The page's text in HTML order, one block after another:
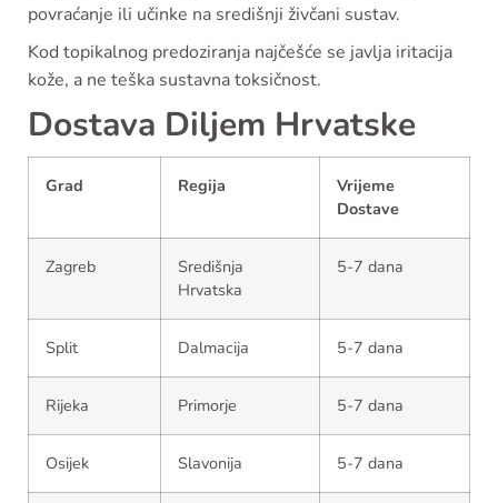
povraćanje ili učinke na središnji živčani sustav.
Kod topikalnog predoziranja najčešće se javlja iritacija
kože, a ne teška sustavna toksičnost.
Dostava Diljem Hrvatske
Grad Regija
Vrijeme
Dostave
Zagreb
Središnja
Hrvatska
5-7 dana
Split Dalmacija 5-7 dana
Rijeka Primorje 5-7 dana
Osijek Slavonija 5-7 dana